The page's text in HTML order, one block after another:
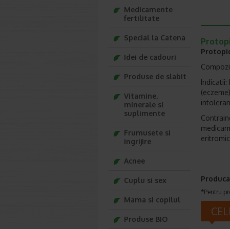
*Pentru
Medicamente
fertilitate
Special la Catena
Idei de cadouri
Produse de slabit
Vitamine,
minerale si
suplimente
Frumusete si
ingrijire
Acnee
Cuplu si sex
Mama si copilul
Produse BIO